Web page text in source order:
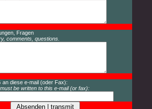
Fragen
comments, questions.
an diese e-mail (oder Fax):
be written to this e-mail (or fax):